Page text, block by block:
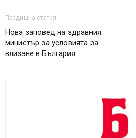
Предишна статия
Нова заповед на здравния
министър за условията за
влизане в България